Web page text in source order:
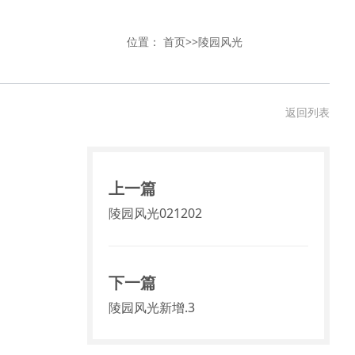
位置： 首页>>陵园风光
返回列表
上一篇
陵园风光021202
下一篇
陵园风光新增.3